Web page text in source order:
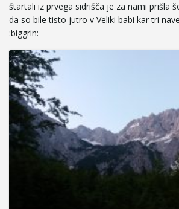
štartali iz prvega sidrišča je za nami prišla
da so bile tisto jutro v Veliki babi kar tri
:biggrin: